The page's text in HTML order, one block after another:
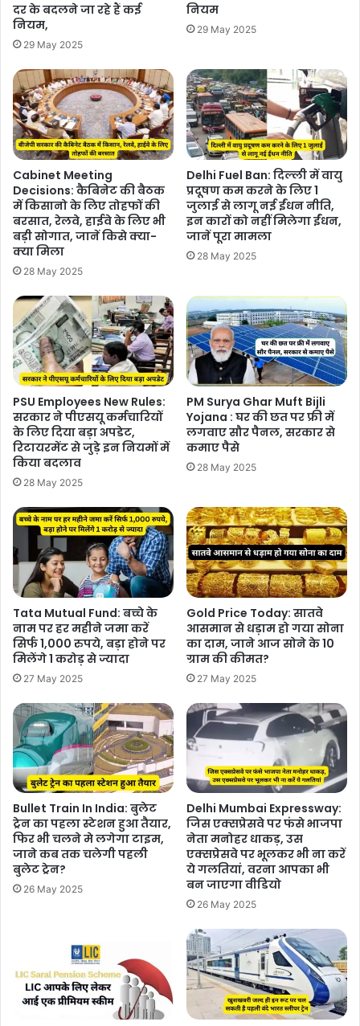
दर के बदलने जा रहे हैं कई
नियम,
29 May 2025
नियम
29 May 2025
Cabinet Meeting
Decisions: कैबिनेट की बैठक
में किसानो के लिए तोहफों की
बरसात, रेलवे, हाईवे के लिए भी
बड़ी सोगात, जानें किसे क्या-
क्या मिला
28 May 2025
Delhi Fuel Ban: दिल्ली में वायु
प्रदूषण कम करने के लिए 1
जुलाई से लागू नई ईंधन नीति,
इन कारों को नहीं मिलेगा ईंधन,
जानें पूरा मामला
28 May 2025
PSU Employees New Rules:
सरकार ने पीएसयू कर्मचारियों
के लिए दिया बड़ा अपडेट,
रिटायरमेंट से जुड़े इन नियमों में
किया बदलाव
28 May 2025
PM Surya Ghar Muft Bijli
Yojana : घर की छत पर फ्री में
लगवाए सौर पैनल, सरकार से
कमाए पैसे
28 May 2025
Tata Mutual Fund: बच्चे के
नाम पर हर महीने जमा करें
सिर्फ 1,000 रुपये, बड़ा होने पर
मिलेंगे 1 करोड़ से ज्यादा
27 May 2025
Gold Price Today: सातवे
आसमान से धड़ाम हो गया सोना
का दाम, जाने आज सोने के 10
ग्राम की कीमत?
27 May 2025
Bullet Train In India: बुलेट
ट्रेन का पहला स्टेशन हुआ तैयार,
फिर भी चलने मे लगेगा टाइम,
जाने कब तक चलेगी पहली
बुलेट ट्रेन?
26 May 2025
Delhi Mumbai Expressway:
जिस एक्सप्रेसवे पर फंसे भाजपा
नेता मनोहर धाकड़, उस
एक्सप्रेसवे पर भूलकर भी ना करें
ये गलतियां, वरना आपका भी
बन जाएगा वीडियो
26 May 2025